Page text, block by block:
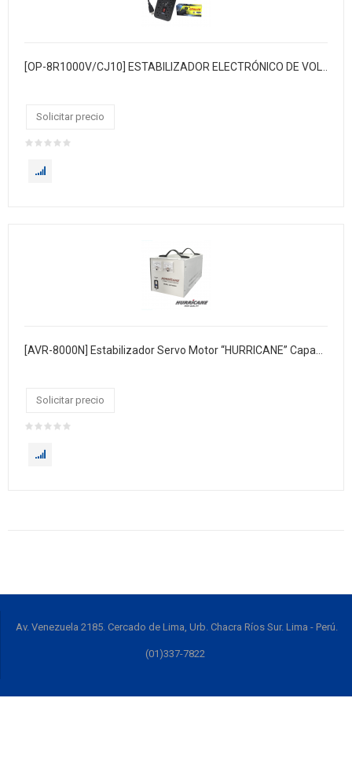
[OP-8R1000V/CJ10] ESTABILIZADOR ELECTRÓNICO DE VOLTAJE DE 500W
Solicitar precio
[AVR-8000N] Estabilizador Servo Motor “HURRICANE” Capacidad: 8000 VA, Input Voltage: 160-250V, Voltaje de salida: 220V ± 1%, Fase: individual, Frecuencia: 50 / 60Hz,Tiempo de respuesta: d
Solicitar precio
Av. Venezuela 2185. Cercado de Lima, Urb. Chacra Ríos Sur. Lima - Perú.
(01)337-7822